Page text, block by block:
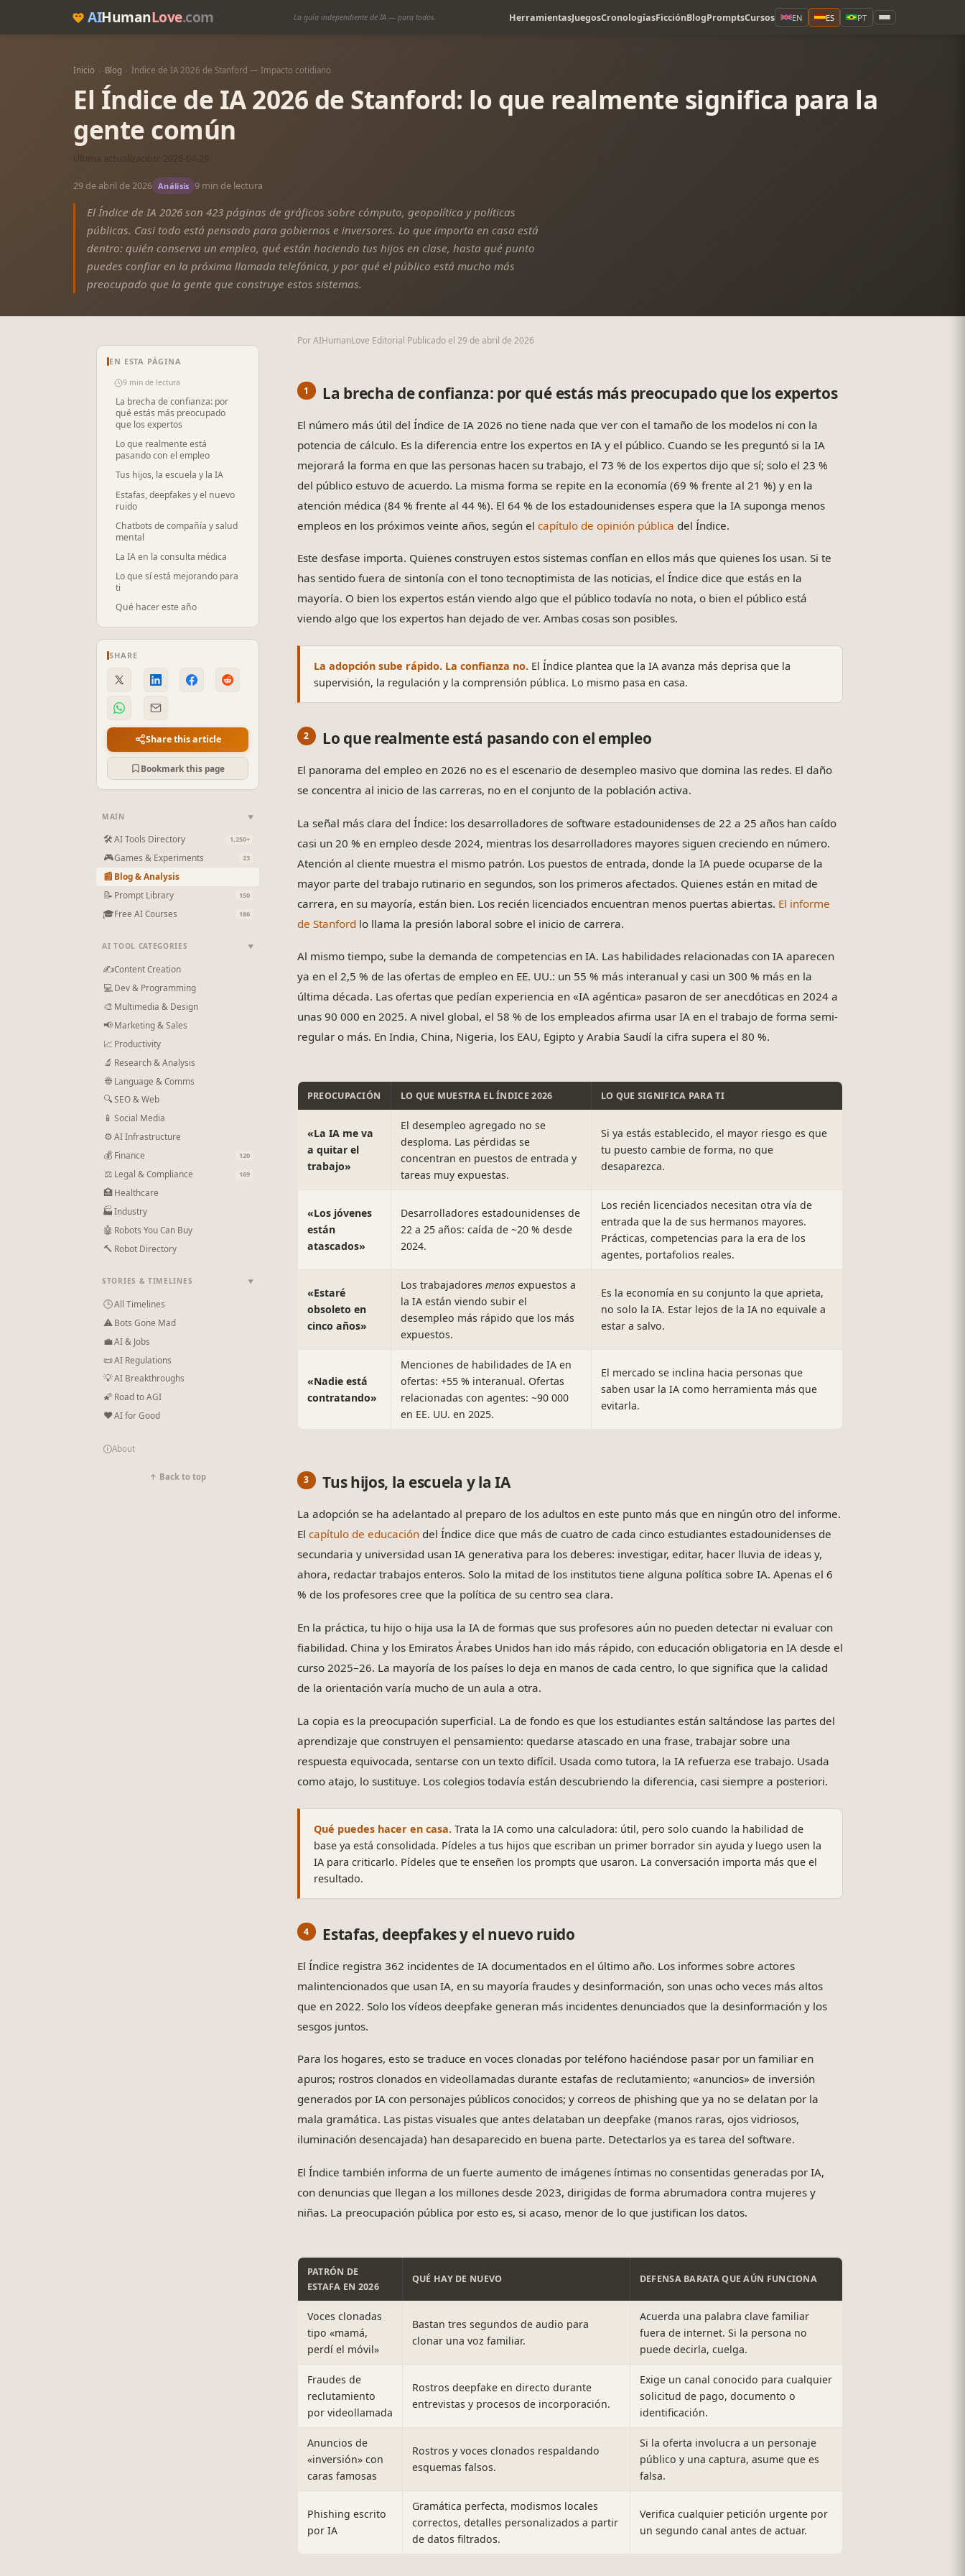
AIHumanLove.com La guía independiente de IA — para todos. HerramientasJuegosCronologíasFicciónBlogPromptsCursos EN ES PT
Inicio › Blog › Índice de IA 2026 de Stanford — Impacto cotidiano
El Índice de IA 2026 de Stanford: lo que realmente significa para la
gente común
Última actualización: 2026-04-29
29 de abril de 2026 Análisis 9 min de lectura
El Índice de IA 2026 son 423 páginas de gráficos sobre cómputo, geopolítica y políticas
públicas. Casi todo está pensado para gobiernos e inversores. Lo que importa en casa está
dentro: quién conserva un empleo, qué están haciendo tus hijos en clase, hasta qué punto
puedes confiar en la próxima llamada telefónica, y por qué el público está mucho más
preocupado que la gente que construye estos sistemas.
EN ESTA PÁGINA
9 min de lectura
La brecha de confianza: por
qué estás más preocupado
que los expertos
Lo que realmente está
pasando con el empleo
Tus hijos, la escuela y la IA
Estafas, deepfakes y el nuevo
ruido
Chatbots de compañía y salud
mental
La IA en la consulta médica
Lo que sí está mejorando para
ti
Qué hacer este año
SHARE
Share this article
Bookmark this page
MAIN ▼
🛠AI Tools Directory 1,250+
🎮Games & Experiments 23
📰 Blog & Analysis
📝 Prompt Library 150
🎓Free AI Courses 186
AI TOOL CATEGORIES ▼
✍Content Creation
💻Dev & Programming
🎨 Multimedia & Design
📢Marketing & Sales
📈 Productivity
🔬 Research & Analysis
🌐 Language & Comms
🔍SEO & Web
📱 Social Media
⚙AI Infrastructure
💰 Finance 120
⚖ Legal & Compliance 169
🏥Healthcare
🏭Industry
🤖 Robots You Can Buy
🔨 Robot Directory
STORIES & TIMELINES ▼
🕒All Timelines
⚠Bots Gone Mad
💼AI & Jobs
📜AI Regulations
💡AI Breakthroughs
🌠 Road to AGI
❤AI for Good
🛈About
↑ Back to top
Por AIHumanLove Editorial Publicado el 29 de abril de 2026
La brecha de confianza: por qué estás más preocupado que los expertos
El número más útil del Índice de IA 2026 no tiene nada que ver con el tamaño de los modelos ni con la
potencia de cálculo. Es la diferencia entre los expertos en IA y el público. Cuando se les preguntó si la IA
mejorará la forma en que las personas hacen su trabajo, el 73 % de los expertos dijo que sí; solo el 23 %
del público estuvo de acuerdo. La misma forma se repite en la economía (69 % frente al 21 %) y en la
atención médica (84 % frente al 44 %). El 64 % de los estadounidenses espera que la IA suponga menos
empleos en los próximos veinte años, según el capítulo de opinión pública del Índice.
Este desfase importa. Quienes construyen estos sistemas confían en ellos más que quienes los usan. Si te
has sentido fuera de sintonía con el tono tecnoptimista de las noticias, el Índice dice que estás en la
mayoría. O bien los expertos están viendo algo que el público todavía no nota, o bien el público está
viendo algo que los expertos han dejado de ver. Ambas cosas son posibles.
La adopción sube rápido. La confianza no. El Índice plantea que la IA avanza más deprisa que la
supervisión, la regulación y la comprensión pública. Lo mismo pasa en casa.
Lo que realmente está pasando con el empleo
El panorama del empleo en 2026 no es el escenario de desempleo masivo que domina las redes. El daño
se concentra al inicio de las carreras, no en el conjunto de la población activa.
La señal más clara del Índice: los desarrolladores de software estadounidenses de 22 a 25 años han caído
casi un 20 % en empleo desde 2024, mientras los desarrolladores mayores siguen creciendo en número.
Atención al cliente muestra el mismo patrón. Los puestos de entrada, donde la IA puede ocuparse de la
mayor parte del trabajo rutinario en segundos, son los primeros afectados. Quienes están en mitad de
carrera, en su mayoría, están bien. Los recién licenciados encuentran menos puertas abiertas. El informe
de Stanford lo llama la presión laboral sobre el inicio de carrera.
Al mismo tiempo, sube la demanda de competencias en IA. Las habilidades relacionadas con IA aparecen
ya en el 2,5 % de las ofertas de empleo en EE. UU.: un 55 % más interanual y casi un 300 % más en la
última década. Las ofertas que pedían experiencia en «IA agéntica» pasaron de ser anecdóticas en 2024 a
unas 90 000 en 2025. A nivel global, el 58 % de los empleados afirma usar IA en el trabajo de forma semi-
regular o más. En India, China, Nigeria, los EAU, Egipto y Arabia Saudí la cifra supera el 80 %.
PREOCUPACIÓN LO QUE MUESTRA EL ÍNDICE 2026 LO QUE SIGNIFICA PARA TI
«La IA me va
a quitar el
trabajo»
El desempleo agregado no se
desploma. Las pérdidas se
concentran en puestos de entrada y
tareas muy expuestas.
Si ya estás establecido, el mayor riesgo es que
tu puesto cambie de forma, no que
desaparezca.
«Los jóvenes
están
atascados»
Desarrolladores estadounidenses de
22 a 25 años: caída de ~20 % desde
2024.
Los recién licenciados necesitan otra vía de
entrada que la de sus hermanos mayores.
Prácticas, competencias para la era de los
agentes, portafolios reales.
«Estaré
obsoleto en
cinco años»
Los trabajadores menosexpuestos a
la IA están viendo subir el
desempleo más rápido que los más
expuestos.
Es la economía en su conjunto la que aprieta,
no solo la IA. Estar lejos de la IA no equivale a
estar a salvo.
«Nadie está
contratando»
Menciones de habilidades de IA en
ofertas: +55 % interanual. Ofertas
relacionadas con agentes: ~90 000
en EE. UU. en 2025.
El mercado se inclina hacia personas que
saben usar la IA como herramienta más que
evitarla.
Tus hijos, la escuela y la IA
La adopción se ha adelantado al preparo de los adultos en este punto más que en ningún otro del informe.
El capítulo de educación del Índice dice que más de cuatro de cada cinco estudiantes estadounidenses de
secundaria y universidad usan IA generativa para los deberes: investigar, editar, hacer lluvia de ideas y,
ahora, redactar trabajos enteros. Solo la mitad de los institutos tiene alguna política sobre IA. Apenas el 6
% de los profesores cree que la política de su centro sea clara.
En la práctica, tu hijo o hija usa la IA de formas que sus profesores aún no pueden detectar ni evaluar con
fiabilidad. China y los Emiratos Árabes Unidos han ido más rápido, con educación obligatoria en IA desde el
curso 2025–26. La mayoría de los países lo deja en manos de cada centro, lo que significa que la calidad
de la orientación varía mucho de un aula a otra.
La copia es la preocupación superficial. La de fondo es que los estudiantes están saltándose las partes del
aprendizaje que construyen el pensamiento: quedarse atascado en una frase, trabajar sobre una
respuesta equivocada, sentarse con un texto difícil. Usada como tutora, la IA refuerza ese trabajo. Usada
como atajo, lo sustituye. Los colegios todavía están descubriendo la diferencia, casi siempre a posteriori.
Qué puedes hacer en casa. Trata la IA como una calculadora: útil, pero solo cuando la habilidad de
base ya está consolidada. Pídeles a tus hijos que escriban un primer borrador sin ayuda y luego usen la
IA para criticarlo. Pídeles que te enseñen los prompts que usaron. La conversación importa más que el
resultado.
Estafas, deepfakes y el nuevo ruido
El Índice registra 362 incidentes de IA documentados en el último año. Los informes sobre actores
malintencionados que usan IA, en su mayoría fraudes y desinformación, son unas ocho veces más altos
que en 2022. Solo los vídeos deepfake generan más incidentes denunciados que la desinformación y los
sesgos juntos.
Para los hogares, esto se traduce en voces clonadas por teléfono haciéndose pasar por un familiar en
apuros; rostros clonados en videollamadas durante estafas de reclutamiento; «anuncios» de inversión
generados por IA con personajes públicos conocidos; y correos de phishing que ya no se delatan por la
mala gramática. Las pistas visuales que antes delataban un deepfake (manos raras, ojos vidriosos,
iluminación desencajada) han desaparecido en buena parte. Detectarlos ya es tarea del software.
El Índice también informa de un fuerte aumento de imágenes íntimas no consentidas generadas por IA,
con denuncias que llegan a los millones desde 2023, dirigidas de forma abrumadora contra mujeres y
niñas. La preocupación pública por esto es, si acaso, menor de lo que justifican los datos.
PATRÓN DE
ESTAFA EN 2026
QUÉ HAY DE NUEVO DEFENSA BARATA QUE AÚN FUNCIONA
Voces clonadas
tipo «mamá,
perdí el móvil»
Bastan tres segundos de audio para
clonar una voz familiar.
Acuerda una palabra clave familiar
fuera de internet. Si la persona no
puede decirla, cuelga.
Fraudes de
reclutamiento
por videollamada
Rostros deepfake en directo durante
entrevistas y procesos de incorporación.
Exige un canal conocido para cualquier
solicitud de pago, documento o
identificación.
Anuncios de
«inversión» con
caras famosas
Rostros y voces clonados respaldando
esquemas falsos.
Si la oferta involucra a un personaje
público y una captura, asume que es
falsa.
Phishing escrito
por IA
Gramática perfecta, modismos locales
correctos, detalles personalizados a partir
de datos filtrados.
Verifica cualquier petición urgente por
un segundo canal antes de actuar.